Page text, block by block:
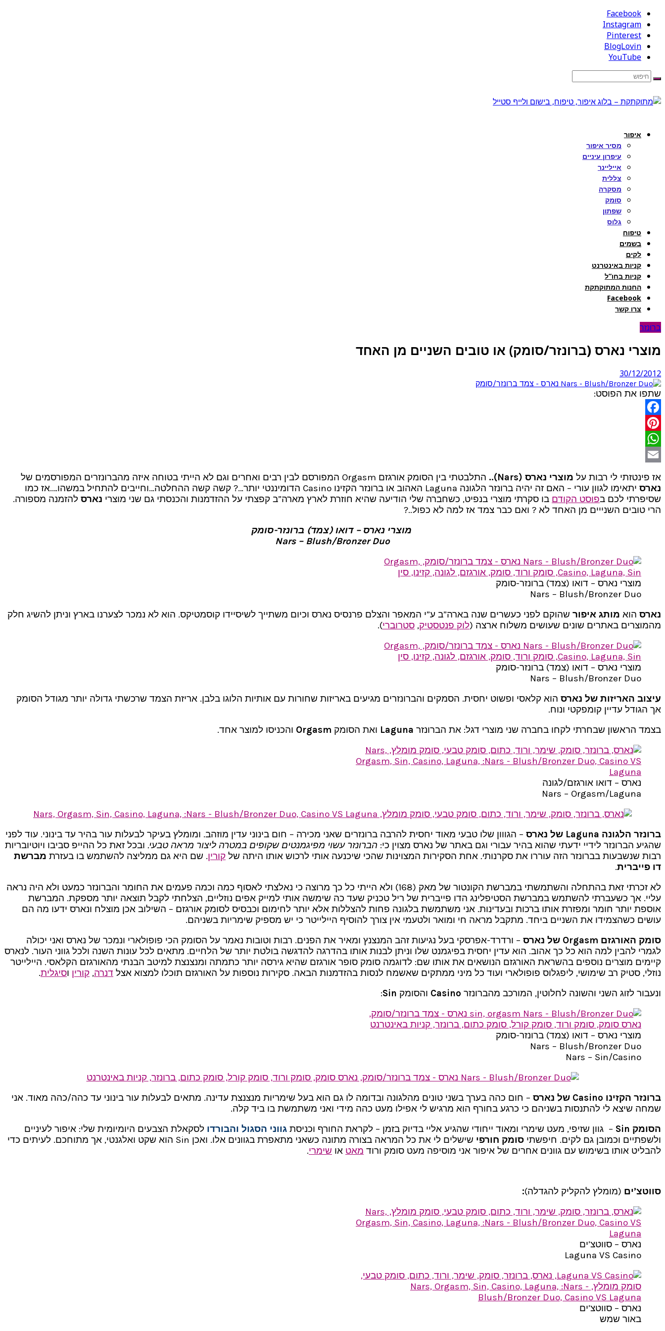
Facebook
Instagram
Pinterest
BlogLovin
YouTube
איפור
מסיר איפור
עיפרון עיניים
אייליינר
צללית
מסקרה
סומק
שפתון
גלוס
טיפוח
בשמים
לקים
קניות באינטרנט
קניות בחו”ל
החנות המתוקתקת
Facebook
צרו קשר
ברונזר
מוצרי נארס (ברונזר/סומק) או טובים השניים מן האחד
30/12/2012
שתפו את הפוסט:
Facebook
Pinterest
WhatsApp
אז פינטזתי לי רבות על מוצרי נארס (Nars)..
התלבטתי בין הסומק אורגזם Orgasm המפורסם לבין רבים ואחרים וגם לא הייתי בטוחה איזה מהברונזרים המפורסמים של
נארס
יתאימו לגוון עורי – האם זה יהיה ברונזר הלגונה Laguna האהוב או ברונזר הקזינו Casino הדומיננטי יותר…? קשה קשה ההחלטה…וחייבים להתחיל במשהו….אז כמו
שסיפרתי לכם בפוסט הקודם בו סקרתי מוצרי בנפיט, כשחברה שלי הודיעה שהיא חוזרת לארץ מארה”ב קפצתי על ההזדמנות והכנסתי גם שני מוצרי נארס להזמנה מספורה.
הרי טובים השנייים מן האחד לא ? ואם כבר צמד אז למה לא כפול..?
מוצרי נארס – דואו (צמד) ברונזר-סומק
Nars – Blush/Bronzer Duo
מוצרי נארס – דואו (צמד) ברונזר-סומק
Nars – Blush/Bronzer Duo
נארס הוא מותג איפור שהוקם לפני כעשרים שנה בארה”ב ע”י המאפר והצלם פרנסיס נארס וכיום משתייך לשיסיידו קוסמטיקס. הוא לא נמכר לצערנו בארץ וניתן להשיג חלק
מהמוצרים באתרים שונים שעושים משלוח ארצה (לוק פנטסטיק, סטרוברי).
מוצרי נארס – דואו (צמד) ברונזר-סומק
Nars – Blush/Bronzer Duo
עיצוב האריזות של נארס הוא קלאסי ופשוט יחסית. הסמקים והברונזרים מגיעים באריזות שחורות עם אותיות הלוגו בלבן. אריזת הצמד שרכשתי גדולה יותר מגודל הסומק
אך הגודל עדיין קומפקטי ונוח.
בצמד הראשון שבחרתי לקחו בחברה שני מוצרי דגל: את הברונזר Laguna ואת הסומק Orgasm והכניסו למוצר אחד.
נארס – דואו אורגזם/לגונה
Nars – Orgasm/Laguna
ברונזר הלגונה Laguna של נארס – הגווון שלו טבעי מאוד יחסית להרבה ברונזרים שאני מכירה – חום בינוני עדין מוזהב. ומומלץ בעיקר לבעלות עור בהיר עד בינוני. עוד לפני
שהגיע הברונזר לידיי ידעתי שהוא בהיר עבורי וגם באתר של נארס מצוין כי: הברונזר עשוי מפיגמנטים שקופים במטרה ליצור מראה טבעי. ובכל זאת כל ההייפ סביבו ויוטיובריות
רבות שנשבעות בברונזר הזה עוררו את סקרנותי. אחת הסקירות המצוינות שהכי שיכנעה אותי לרכוש אותו היתה של קורין. שם היא גם ממליצה להשתמש בו בעזרת מברשת
דו פייברית.
לא זכרתי זאת בהתחלה והשתמשתי במברשת הקונטור של מאק (168) ולא הייתי כל כך מרוצה כי נאלצתי לאסוף כמה וכמה פעמים את החומר והברונזר כמעט ולא היה נראה
עליי. אך כשעברתי להשתמש במברשת הסטיפלינג הדו פייברית של ריל טכניק שעד כה שימשה אותי למייק אפים נוזליים, הצלחתי לקבל תוצאה יותר מספקת. המברשת
אוספת יותר חומר ומפזרת אותו ברכות ובעדינות. אני משתמשת בלגונה פחות להצללות אלא יותר לחימום וכבסיס לסומק אורגזם – השילוב אכן מוצלח ונארס ידעו מה הם
עושים כשהצמידו את השניים ביחד. מתקבל מראה חי ומואר ולטעמי אין צורך להוסיף היילייטר כי יש מספיק שימריות בשניהם.
סומק האורגזם Orgasm של נארס
– ורדרד-אפרסקי בעל נגיעות זהב המנצנץ ומאיר את הפנים. רבות וטובות נאמר על הסומק הכי פופולארי ונמכר של נארס ואני יכולה
לגמרי להבין למה הוא כל כך אהוב. הוא עדין יחסית בפיגמנט שלו וניתן לבנות אותו בהדרגה להדגשה בולטת יותר של הלחיים. מתאים לכל עונות השנה ולכל גווני העור. לנארס
קיימים מוצרים נוספים בהשראת האורגזם הנושאים את אותו שם: לדוגמה סומק סופר אורגזם שהיא גירסה יותר כתמתה ומנצנצת למיטב הבנתי מהאורגזם הקלאסי. היילייטר
נוזלי, סטיק רב שימושי, ליפגלוס פופולארי ועוד כל מיני ממתקים שאשמח לנסות בהזדמנות הבאה. סקירות נוספות על האורגזם תוכלו למצוא אצל דנרה, קורין וסיגלית.
ונעבור לזוג השני והשונה לחלוטין, המורכב מהברונזר Casino והסומק Sin
:
מוצרי נארס – דואו (צמד) ברונזר-סומק
Nars – Blush/Bronzer Duo
Nars – Sin/Casino
ברונזר הקזינו Casino של נארס
– חום כהה בערך בשני טונים מהלגונה ובדומה לו גם הוא בעל שימריות מנצנצת עדינה. מתאים לבעלות עור בינוני עד כהה/כהה מאוד. אני
שמחה שיצא לי להתנסות בשניהם כי כרגע בחורף הוא מרגיש לי אפילו מעט כהה מידי ואני משתמשת בו ביד קלה.
הסומק Sin
– גוון שזיפי, מעט שימרי ומאוד ייחודי שהגיע אליי בדיוק בזמן – לקראת החורף וכניסת גווני הסגול והבורדו לסקאלת הצבעים היומיומית שלי: איפור לעיניים
ולשפתיים וכמובן גם לקים. חיפשתי סומק חורפי
שישלים לי את כל המראה בצורה מתונה כשאני מתאפרת בגוונים אלו. ואכן Sin הוא שקט ואלגנטי, אך מתוחכם. לעיתים כדי
להבליט אותו בשימוש עם גוונים אחרים של איפור אני מוסיפה מעט סומק ורוד מאט או שימרי.
סווטצ’ים (מומלץ להקליק להגדלה):
נארס – סווטצ’ים
Laguna VS Casino
נארס – סווטצ’ים
באור שמש